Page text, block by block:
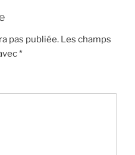
pas publiée. Les champs
*